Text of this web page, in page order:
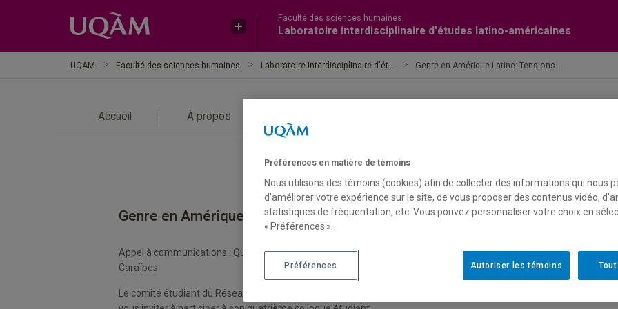
Faculté des sciences humaines
Laboratoire interdisciplinaire d'études latino-américaines
UQAM Faculté des sciences humaines Laboratoire interdisciplinaire d'ét... Genre en Amérique Latine: Tensions ...
Accueil À propos
Genre en Amérique Latine: Tensions et Perspectives – 4ème colloque
Appel à communications : Quatrième colloque étudiant du RÉLAM sur l’Amérique Latine et les
Caraïbes
Le comité étudiant du Réseau d’études latino-américaines de Montréal (RÉLAM) a le plaisir de
Préférences en matière de témoins
Nous utilisons des témoins (cookies) afin de collecter des informations qui nous
d’améliorer votre expérience sur le site, de vous proposer des contenus vidéo,
statistiques de fréquentation, etc. Vous pouvez personnaliser votre choix en
« Préférences ».
Autoriser les témoins
Préférences